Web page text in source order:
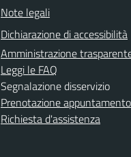
Note legali
Dichiarazione di accessibilità
Amministrazione
Leggi le FAQ
Segnalazione disservizio
Prenotazione appuntamento
Richiesta d'assistenza